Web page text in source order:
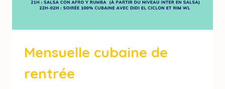
Mensuelle cubaine de
rentrée